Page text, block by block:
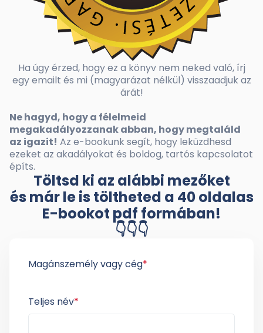
Ha úgy érzed, hogy ez a könyv nem neked való, írj
egy emailt és mi (magyarázat nélkül) visszaadjuk az
árát!
Ne hagyd, hogy a félelmeid
megakadályozzanak abban, hogy megtaláld
az igazit! Az e-bookunk segít, hogy leküzdhesd
ezeket az akadályokat és boldog, tartós kapcsolatot
építs.
Töltsd ki az alábbi mezőket
és már le is töltheted a 40 oldalas
E-bookot pdf formában!
👇👇👇
Magánszemély vagy cég*
Teljes név*